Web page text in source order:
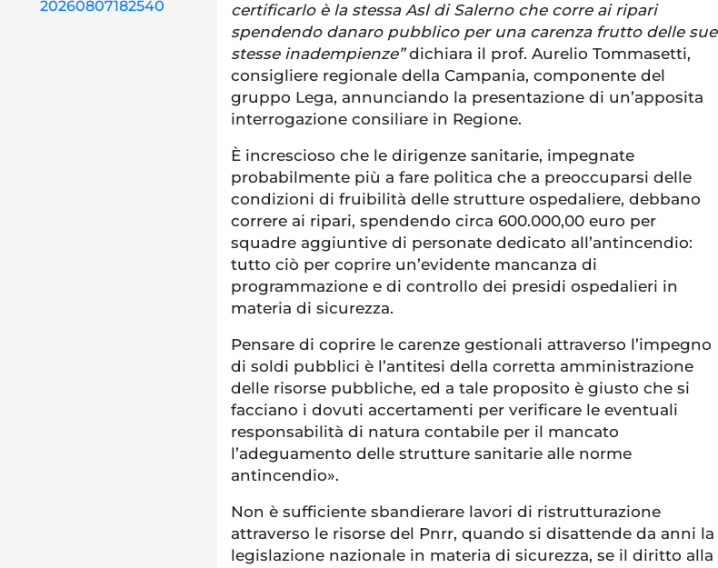
certificarlo è la stessa Asl di Salerno che corre ai ripari
spendendo danaro pubblico per una carenza frutto delle sue
stesse inadempienze”dichiara il prof. Aurelio Tommasetti,
consigliere regionale della Campania, componente del
gruppo Lega, annunciando la presentazione di un’apposita
interrogazione consiliare in Regione.
È increscioso che le dirigenze sanitarie, impegnate
probabilmente più a fare politica che a preoccuparsi delle
condizioni di fruibilità delle strutture ospedaliere, debbano
correre ai ripari, spendendo circa 600.000,00 euro per
squadre aggiuntive di personate dedicato all’antincendio:
tutto ciò per coprire un’evidente mancanza di
programmazione e di controllo dei presidi ospedalieri in
materia di sicurezza.
Pensare di coprire le carenze gestionali attraverso l’impegno
di soldi pubblici è l’antitesi della corretta amministrazione
delle risorse pubbliche, ed a tale proposito è giusto che si
facciano i dovuti accertamenti per verificare le eventuali
responsabilità di natura contabile per il mancato
l’adeguamento delle strutture sanitarie alle norme
antincendio».
Non è sufficiente sbandierare lavori di ristrutturazione
attraverso le risorse del Pnrr, quando si disattende da anni la
legislazione nazionale in materia di sicurezza, se il diritto alla